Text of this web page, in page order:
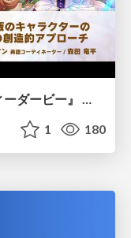
【CEDEC2026】『ウマ娘 プリティーダービー』 英語版のキャラクターの方言や口調をローカライズするための創造的アプローチ
1 180